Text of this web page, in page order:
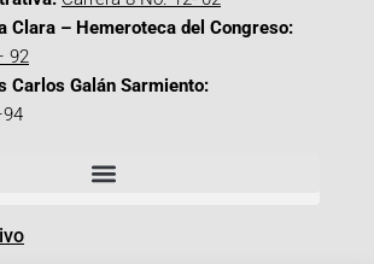
Clara – Hemeroteca del Congreso:
92
Carlos Galán Sarmiento: